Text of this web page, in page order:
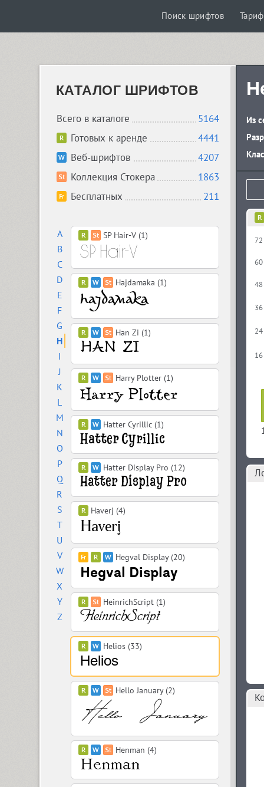
Поиск шрифтов
КАТАЛОГ ШРИФТОВ
Всего в каталоге
5164
Готовых к аренде
4441
Веб-шрифтов
4207
Коллекция Стокера
1863
Бесплатных
211
A
B
C
D
E
F
G
H
I
J
K
L
M
N
O
P
Q
R
S
T
U
V
W
X
Y
Z
SP Hair-V (1)
Hajdamaka (1)
Han Zi (1)
Harry Plotter (1)
Hatter Cyrillic (1)
Hatter Display Pro (12)
Haverj (4)
Hegval Display (20)
HeinrichScript (1)
Helios (33)
Hello January (2)
Henman (4)
Из